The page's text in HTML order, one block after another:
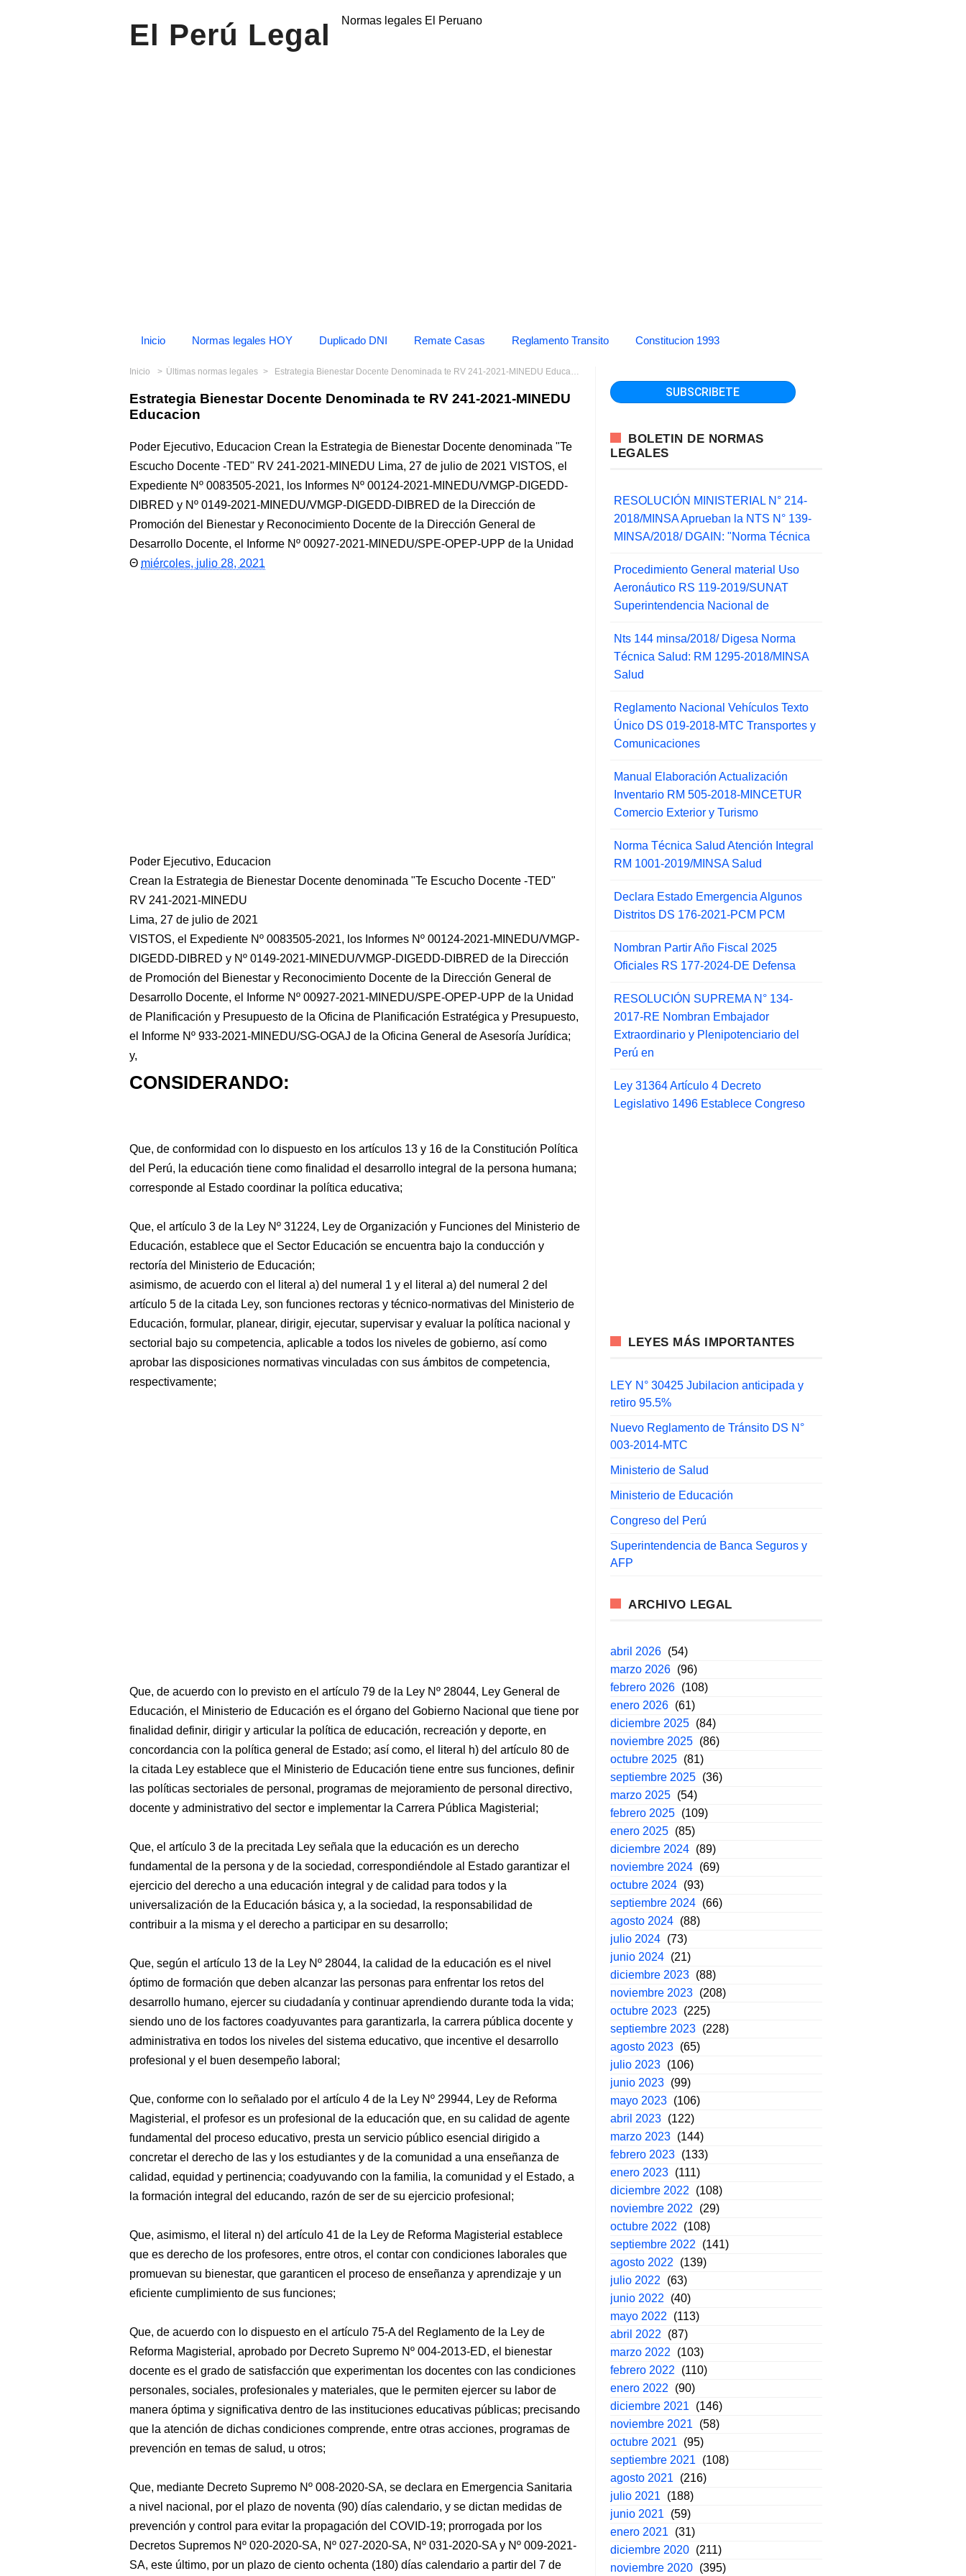
El Perú Legal Normas legales El Peruano
Inicio Normas legales HOY Duplicado DNI Remate Casas Reglamento Transito Constitucion 1993
Inicio Últimas normas legales Estrategia Bienestar Docente Denominada te RV 241-2021-MINEDU Educacion
Estrategia Bienestar Docente Denominada te RV 241-2021-MINEDU
Educacion
Poder Ejecutivo, Educacion Crean la Estrategia de Bienestar Docente denominada "Te
Escucho Docente -TED" RV 241-2021-MINEDU Lima, 27 de julio de 2021 VISTOS, el
Expediente Nº 0083505-2021, los Informes Nº 00124-2021-MINEDU/VMGP-DIGEDD-
DIBRED y Nº 0149-2021-MINEDU/VMGP-DIGEDD-DIBRED de la Dirección de
Promoción del Bienestar y Reconocimiento Docente de la Dirección General de
Desarrollo Docente, el Informe Nº 00927-2021-MINEDU/SPE-OPEP-UPP de la Unidad
miércoles, julio 28, 2021
Poder Ejecutivo, Educacion
Crean la Estrategia de Bienestar Docente denominada "Te Escucho Docente -TED"
RV 241-2021-MINEDU
Lima, 27 de julio de 2021
VISTOS, el Expediente Nº 0083505-2021, los Informes Nº 00124-2021-MINEDU/VMGP-
DIGEDD-DIBRED y Nº 0149-2021-MINEDU/VMGP-DIGEDD-DIBRED de la Dirección
de Promoción del Bienestar y Reconocimiento Docente de la Dirección General de
Desarrollo Docente, el Informe Nº 00927-2021-MINEDU/SPE-OPEP-UPP de la Unidad
de Planificación y Presupuesto de la Oficina de Planificación Estratégica y Presupuesto,
el Informe Nº 933-2021-MINEDU/SG-OGAJ de la Oficina General de Asesoría Jurídica;
y,
CONSIDERANDO:
Que, de conformidad con lo dispuesto en los artículos 13 y 16 de la Constitución Política
del Perú, la educación tiene como finalidad el desarrollo integral de la persona humana;
corresponde al Estado coordinar la política educativa;
Que, el artículo 3 de la Ley Nº 31224, Ley de Organización y Funciones del Ministerio de
Educación, establece que el Sector Educación se encuentra bajo la conducción y
rectoría del Ministerio de Educación;
asimismo, de acuerdo con el literal a) del numeral 1 y el literal a) del numeral 2 del
artículo 5 de la citada Ley, son funciones rectoras y técnico-normativas del Ministerio de
Educación, formular, planear, dirigir, ejecutar, supervisar y evaluar la política nacional y
sectorial bajo su competencia, aplicable a todos los niveles de gobierno, así como
aprobar las disposiciones normativas vinculadas con sus ámbitos de competencia,
respectivamente;
Que, de acuerdo con lo previsto en el artículo 79 de la Ley Nº 28044, Ley General de
Educación, el Ministerio de Educación es el órgano del Gobierno Nacional que tiene por
finalidad definir, dirigir y articular la política de educación, recreación y deporte, en
concordancia con la política general de Estado; así como, el literal h) del artículo 80 de
la citada Ley establece que el Ministerio de Educación tiene entre sus funciones, definir
las políticas sectoriales de personal, programas de mejoramiento de personal directivo,
docente y administrativo del sector e implementar la Carrera Pública Magisterial;
Que, el artículo 3 de la precitada Ley señala que la educación es un derecho
fundamental de la persona y de la sociedad, correspondiéndole al Estado garantizar el
ejercicio del derecho a una educación integral y de calidad para todos y la
universalización de la Educación básica y, a la sociedad, la responsabilidad de
contribuir a la misma y el derecho a participar en su desarrollo;
Que, según el artículo 13 de la Ley Nº 28044, la calidad de la educación es el nivel
óptimo de formación que deben alcanzar las personas para enfrentar los retos del
desarrollo humano, ejercer su ciudadanía y continuar aprendiendo durante toda la vida;
siendo uno de los factores coadyuvantes para garantizarla, la carrera pública docente y
administrativa en todos los niveles del sistema educativo, que incentive el desarrollo
profesional y el buen desempeño laboral;
Que, conforme con lo señalado por el artículo 4 de la Ley Nº 29944, Ley de Reforma
Magisterial, el profesor es un profesional de la educación que, en su calidad de agente
fundamental del proceso educativo, presta un servicio público esencial dirigido a
concretar el derecho de las y los estudiantes y de la comunidad a una enseñanza de
calidad, equidad y pertinencia; coadyuvando con la familia, la comunidad y el Estado, a
la formación integral del educando, razón de ser de su ejercicio profesional;
Que, asimismo, el literal n) del artículo 41 de la Ley de Reforma Magisterial establece
que es derecho de los profesores, entre otros, el contar con condiciones laborales que
promuevan su bienestar, que garanticen el proceso de enseñanza y aprendizaje y un
eficiente cumplimiento de sus funciones;
Que, de acuerdo con lo dispuesto en el artículo 75-A del Reglamento de la Ley de
Reforma Magisterial, aprobado por Decreto Supremo Nº 004-2013-ED, el bienestar
docente es el grado de satisfacción que experimentan los docentes con las condiciones
personales, sociales, profesionales y materiales, que le permiten ejercer su labor de
manera óptima y significativa dentro de las instituciones educativas públicas; precisando
que la atención de dichas condiciones comprende, entre otras acciones, programas de
prevención en temas de salud, u otros;
Que, mediante Decreto Supremo Nº 008-2020-SA, se declara en Emergencia Sanitaria
a nivel nacional, por el plazo de noventa (90) días calendario, y se dictan medidas de
prevención y control para evitar la propagación del COVID-19; prorrogada por los
Decretos Supremos Nº 020-2020-SA, Nº 027-2020-SA, Nº 031-2020-SA y Nº 009-2021-
SA, este último, por un plazo de ciento ochenta (180) días calendario a partir del 7 de
BOLETIN DE NORMAS
LEGALES
RESOLUCIÓN MINISTERIAL N° 214-
2018/MINSA Aprueban la NTS N° 139-
MINSA/2018/ DGAIN: "Norma Técnica
Procedimiento General material Uso
Aeronáutico RS 119-2019/SUNAT
Superintendencia Nacional de
Nts 144 minsa/2018/ Digesa Norma
Técnica Salud: RM 1295-2018/MINSA
Salud
Reglamento Nacional Vehículos Texto
Único DS 019-2018-MTC Transportes y
Comunicaciones
Manual Elaboración Actualización
Inventario RM 505-2018-MINCETUR
Comercio Exterior y Turismo
Norma Técnica Salud Atención Integral
RM 1001-2019/MINSA Salud
Declara Estado Emergencia Algunos
Distritos DS 176-2021-PCM PCM
Nombran Partir Año Fiscal 2025
Oficiales RS 177-2024-DE Defensa
RESOLUCIÓN SUPREMA N° 134-
2017-RE Nombran Embajador
Extraordinario y Plenipotenciario del
Perú en
Ley 31364 Artículo 4 Decreto
Legislativo 1496 Establece Congreso
LEYES MÁS IMPORTANTES
LEY N° 30425 Jubilacion anticipada y
retiro 95.5%
Nuevo Reglamento de Tránsito DS N°
003-2014-MTC
Ministerio de Salud
Ministerio de Educación
Congreso del Perú
Superintendencia de Banca Seguros y
AFP
ARCHIVO LEGAL
abril 2026 (54)
marzo 2026 (96)
febrero 2026 (108)
enero 2026 (61)
diciembre 2025 (84)
noviembre 2025 (86)
octubre 2025 (81)
septiembre 2025 (36)
marzo 2025 (54)
febrero 2025 (109)
enero 2025 (85)
diciembre 2024 (89)
noviembre 2024 (69)
octubre 2024 (93)
septiembre 2024 (66)
agosto 2024 (88)
julio 2024 (73)
junio 2024 (21)
diciembre 2023 (88)
noviembre 2023 (208)
octubre 2023 (225)
septiembre 2023 (228)
agosto 2023 (65)
julio 2023 (106)
junio 2023 (99)
mayo 2023 (106)
abril 2023 (122)
marzo 2023 (144)
febrero 2023 (133)
enero 2023 (111)
diciembre 2022
(108)
noviembre 2022
(29)
octubre 2022
(108)
septiembre 2022
(141)
agosto 2022
(139)
julio 2022
(63)
junio 2022
(40)
mayo 2022
(113)
abril 2022
(87)
marzo 2022
(103)
febrero 2022
(110)
enero 2022
(90)
diciembre 2021
(146)
noviembre 2021
(58)
octubre 2021
(95)
septiembre 2021
(108)
agosto 2021
(216)
julio 2021
(188)
junio 2021
(59)
enero 2021
(31)
diciembre 2020 (211)
noviembre 2020 (395)